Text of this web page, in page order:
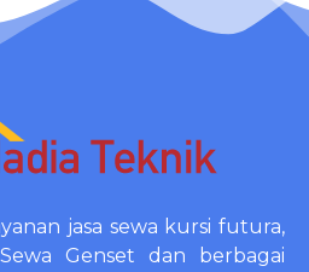
jasa sewa kursi futura,
Genset dan berbagai